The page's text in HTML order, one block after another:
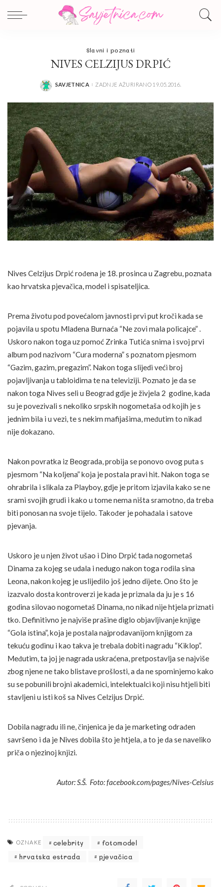
Slavni i poznati
NIVES CELZIJUS DRPIĆ
POSTED
SAVJETNICA ZADNJE AŽURIRANO 19.05.2016.
Nives Celzijus Drpić rođena je 18. prosinca u Zagrebu, poznata
kao hrvatska pjevačica, model i spisateljica.
Prema životu pod povećalom javnosti prvi put kroči kada se
pojavila u spotu Mladena Burnaća “Ne zovi mala policajce” .
Uskoro nakon toga uz pomoć Zrinka Tutića snima i svoj prvi
album pod nazivom “Cura moderna” s poznatom pjesmom
“Gazim, gazim, pregazim”. Nakon toga slijedi veći broj
pojavljivanja u tabloidima te na televiziji. Poznato je da se
nakon toga Nives seli u Beograd gdje je živjela 2 godine, kada
su je povezivali s nekoliko srpskih nogometaša od kojih je s
jednim bila i u vezi, te s nekim mafijašima, međutim to nikad
nije dokazano.
Nakon povratka iz Beograda, probija se ponovo ovog puta s
pjesmom “Na koljena” koja je postala pravi hit. Nakon toga se
ohrabrila i slikala za Playboy, gdje je pritom izjavila kako se ne
srami svojih grudi i kako u tome nema ništa sramotno, da treba
biti ponosan na svoje tijelo. Također je pohađala i satove
pjevanja.
Uskoro je u njen život ušao i Dino Drpić tada nogometaš
Dinama za kojeg se udala i nedugo nakon toga rodila sina
Leona, nakon kojeg je uslijedilo još jedno dijete. Ono što je
izazvalo dosta kontroverzi je kada je priznala da ju je s 16
godina silovao nogometaš Dinama, no nikad nije htjela priznati
tko. Definitivno je najviše prašine diglo objavljivanje knjige
“Gola istina”, koja je postala najprodavanijom knjigom za
tekuću godinu i kao takva je trebala dobiti nagradu “Kiklop”.
Međutim, ta joj je nagrada uskraćena, pretpostavlja se najviše
zbog njene ne tako blistave prošlosti, a da ne spominjemo kako
su se pobunili brojni akademici, intelektualci koji nisu htjeli biti
stavljeni u isti koš sa Nives Celzijus Drpić.
Dobila nagradu ili ne, činjenica je da je marketing odrađen
savršeno i da je Nives dobila što je htjela, a to je da se naveliko
priča o njezinoj knjizi.
Autor: S.Š. Foto: facebook.com/pages/Nives-Celsius
OZNAKE celebrity
fotomodel
hrvatska estrada
pjevačica